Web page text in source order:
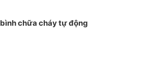
chữa cháy tự động